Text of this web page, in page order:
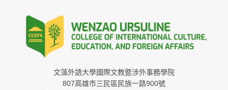
文藻外語大學國際文教暨涉外事務學院
807高雄市三民區民族一路900號